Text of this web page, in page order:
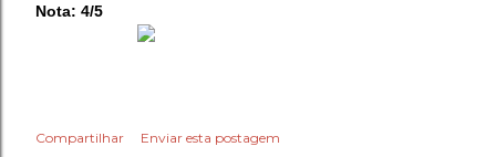
Nota: 4/5
Compartilhar
Enviar esta postagem